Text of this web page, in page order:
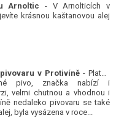
Arnoltic - V Arnolticích v
krásnou kaštanovou alej
v Protivíně - Platan
pivo, značka nabízí i
velmi chutnou a vhodnou i
nedaleko pivovaru se také
byla vysázena v roce...